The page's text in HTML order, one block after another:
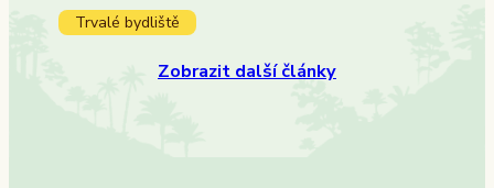
Trvalé bydliště
Zobrazit další články